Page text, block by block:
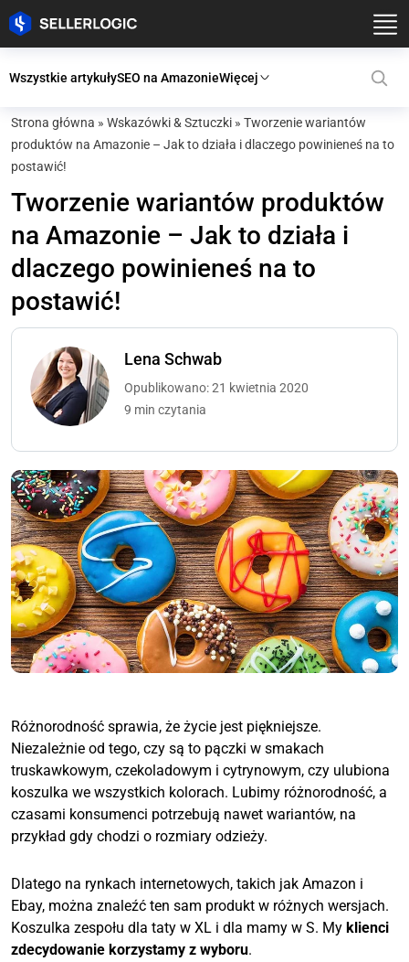
Wszystkie artykułySEO na AmazonieWięcej
Strona główna » Wskazówki & Sztuczki » Tworzenie wariantów
produktów na Amazonie – Jak to działa i dlaczego powinieneś na to
postawić!
Tworzenie wariantów produktów
na Amazonie – Jak to działa i
dlaczego powinieneś na to
postawić!
Lena Schwab
Opublikowano: 21 kwietnia 2020
9 min czytania
Różnorodność sprawia, że życie jest piękniejsze.
Niezależnie od tego, czy są to pączki w smakach
truskawkowym, czekoladowym i cytrynowym, czy ulubiona
koszulka we wszystkich kolorach. Lubimy różnorodność, a
czasami konsumenci potrzebują nawet wariantów, na
przykład gdy chodzi o rozmiary odzieży.
Dlatego na rynkach internetowych, takich jak Amazon i
Ebay, można znaleźć ten sam produkt w różnych wersjach.
Koszulka zespołu dla taty w XL i dla mamy w S. My klienci
zdecydowanie korzystamy z wyboru.